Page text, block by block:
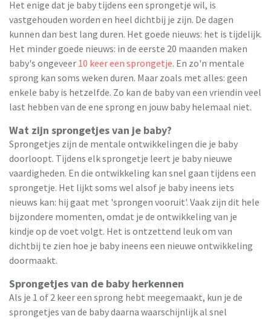
Het enige dat je baby tijdens een sprongetje wil, is
vastgehouden worden en heel dichtbij je zijn. De dagen
kunnen dan best lang duren. Het goede nieuws: het is tijdelijk.
Het minder goede nieuws: in de eerste 20 maanden maken
baby's ongeveer 10 keer een sprongetje. En zo'n mentale
sprong kan soms weken duren. Maar zoals met alles: geen
enkele baby is hetzelfde. Zo kan de baby van een vriendin veel
last hebben van de ene sprong en jouw baby helemaal niet.
Wat zijn sprongetjes van je baby?
Sprongetjes zijn de mentale ontwikkelingen die je baby
doorloopt. Tijdens elk sprongetje leert je baby nieuwe
vaardigheden. En die ontwikkeling kan snel gaan tijdens een
sprongetje. Het lijkt soms wel alsof je baby ineens iets
nieuws kan: hij gaat met 'sprongen vooruit'. Vaak zijn dit hele
bijzondere momenten, omdat je de ontwikkeling van je
kindje op de voet volgt. Het is ontzettend leuk om van
dichtbij te zien hoe je baby ineens een nieuwe ontwikkeling
doormaakt.
Sprongetjes van de baby herkennen
Als je 1 of 2 keer een sprong hebt meegemaakt, kun je de
sprongetjes van de baby daarna waarschijnlijk al snel